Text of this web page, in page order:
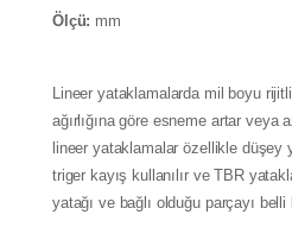
Ölçü: mm
Lineer yataklamalarda mil boyu
ağırlığına göre esneme artar
lineer yataklamalar özellikle
triger kayış kullanılır ve TBR
yatağı ve bağlı olduğu parçayı